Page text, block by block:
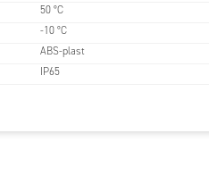
50 °C
-10 °C
ABS-plast
IP65